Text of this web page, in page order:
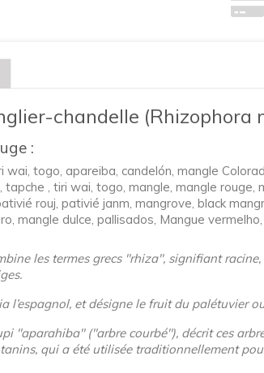
chandelle
:
togo, apareiba, candelón, mangle
, tiri wai, togo, mangle, mangle rouge,
rouj, pativié janm, mangrove, black
mangle dulce, pallisados, Mangue
les termes grecs "rhiza", signifiant
l’espagnol, et désigne le fruit du palétuvier
"aparahiba" ("arbre courbé"), décrit ces
qui a été utilisée traditionnellement